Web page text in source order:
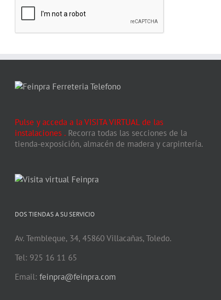
Pulse y acceda a la VISITA VIRTUAL de las
instalaciones . Recorra todas las secciones de la
tienda-exposición, almacén de madera y carpintería.
DOS TIENDAS A SU SERVICIO
Av. Tembleque, 34, 45860 Villacañas, Toledo.
Tel: 925 16 11 65
Email: feinpra@feinpra.com